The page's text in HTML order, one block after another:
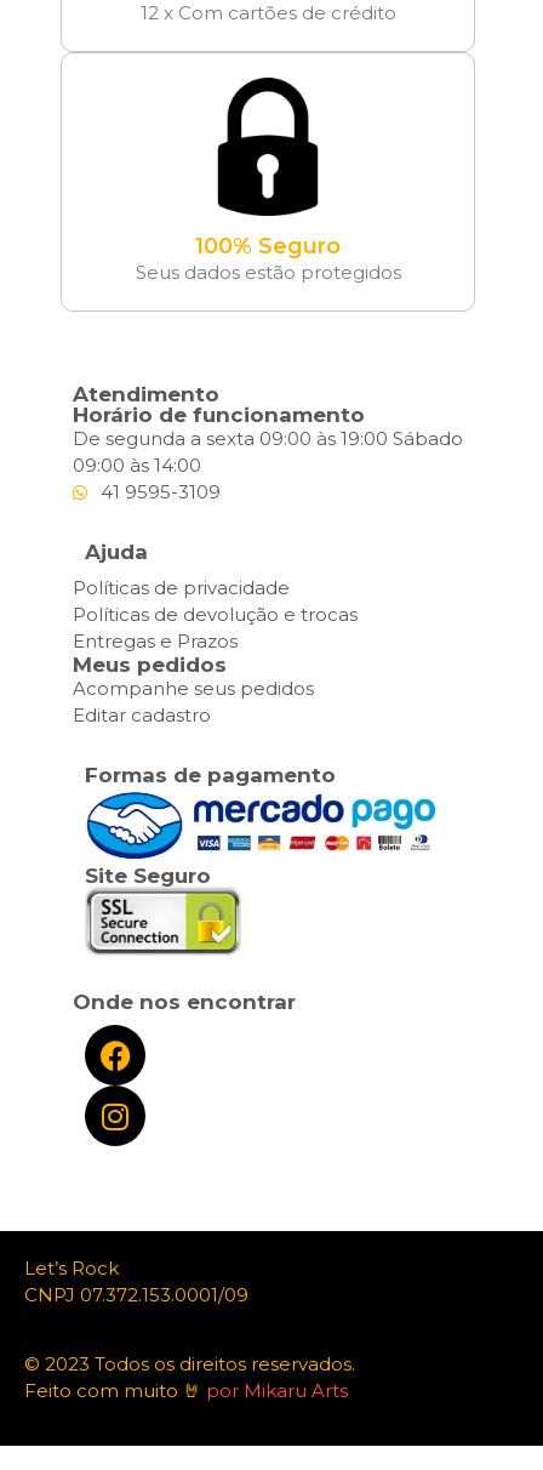
12 x Com cartões de crédito
100% Seguro
Seus dados estão protegidos
Atendimento
Horário de funcionamento
De segunda a sexta 09:00 às 19:00 Sábado
09:00 às 14:00
41 9595-3109
Ajuda
Políticas de privacidade
Políticas de devolução e trocas
Entregas e Prazos
Meus pedidos
Acompanhe seus pedidos
Editar cadastro
Formas de pagamento
Site Seguro
Onde nos encontrar
Let’s Rock
CNPJ 07.372.153.0001/09
© 2023 Todos os direitos reservados.
Feito com muito 🤘 por Mikaru Arts